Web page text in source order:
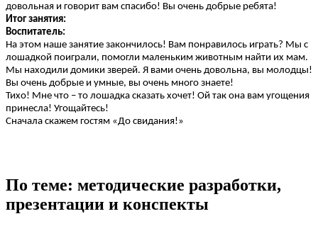
довольная и говорит вам спасибо! Вы очень добрые ребята!
Итог занятия:
Воспитатель:
На этом наше занятие закончилось! Вам понравилось играть? Мы с
лошадкой поиграли, помогли маленьким животным найти их мам.
Мы находили домики зверей. Я вами очень довольна, вы молодцы!
Вы очень добрые и умные, вы очень много знаете!
Тихо! Мне что – то лошадка сказать хочет! Ой так она вам угощения
принесла! Угощайтесь!
Сначала скажем гостям «До свидания!»
По теме: методические разработки,
презентации и конспекты